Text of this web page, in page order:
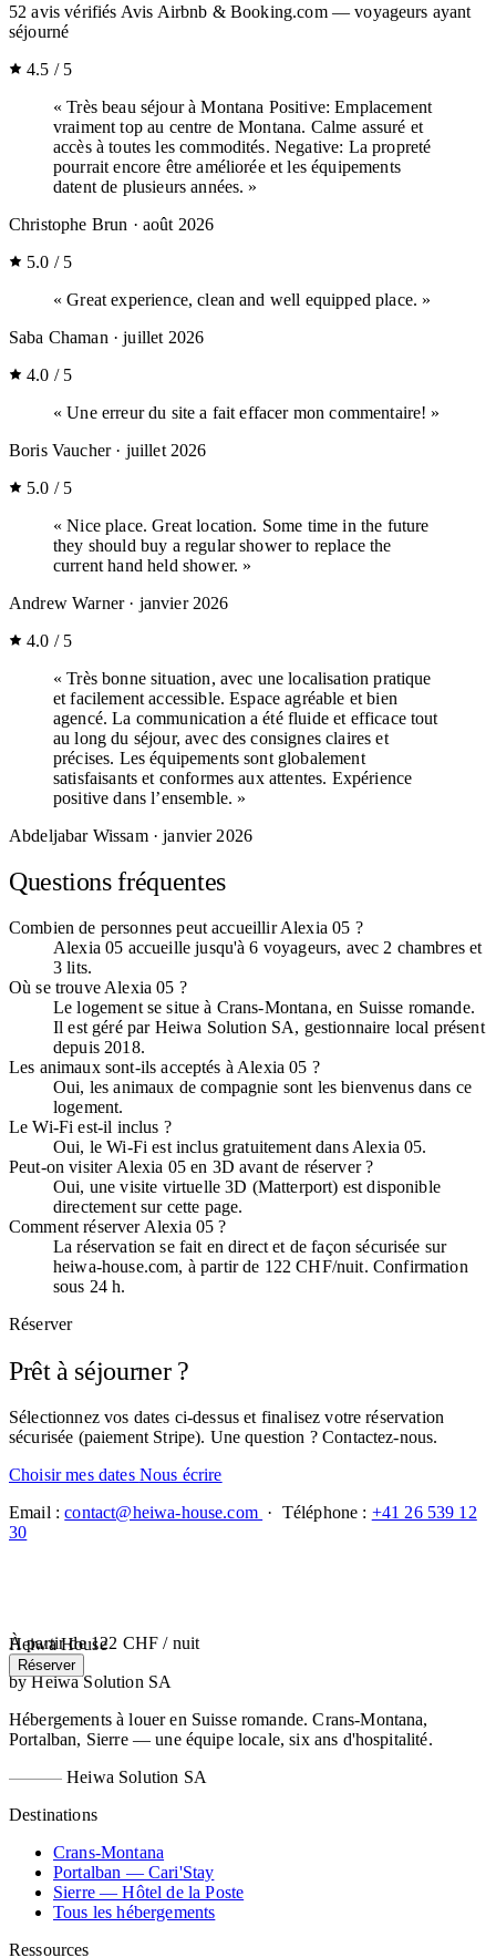
52 avis vérifiés Avis Airbnb & Booking.com — voyageurs ayant
séjourné
4.5 / 5
« Très beau séjour à Montana Positive: Emplacement
vraiment top au centre de Montana. Calme assuré et
accès à toutes les commodités. Negative: La propreté
pourrait encore être améliorée et les équipements
datent de plusieurs années. »
Christophe Brun · août 2026
5.0 / 5
« Great experience, clean and well equipped place. »
Saba Chaman · juillet 2026
4.0 / 5
« Une erreur du site a fait effacer mon commentaire! »
Boris Vaucher· juillet 2026
5.0 / 5
« Nice place. Great location. Some time in the future
they should buy a regular shower to replace the
current hand held shower. »
Andrew Warner· janvier 2026
4.0 / 5
« Très bonne situation, avec une localisation pratique
et facilement accessible. Espace agréable et bien
agencé. La communication a été fluide et efficace tout
au long du séjour, avec des consignes claires et
précises. Les équipements sont globalement
satisfaisants et conformes aux attentes. Expérience
positive dans l’ensemble. »
Abdeljabar Wissam· janvier 2026
Questions fréquentes
Combien de personnes peut accueillir Alexia 05 ?
Alexia 05 accueille jusqu'à 6 voyageurs, avec 2 chambres et
3 lits.
Où se trouve Alexia 05 ?
Le logement se situe à Crans-Montana, en Suisse romande.
Il est géré par Heiwa Solution SA, gestionnaire local présent
depuis 2018.
Les animaux sont-ils acceptés à Alexia 05 ?
Oui, les animaux de compagnie sont les bienvenus dans ce
logement.
Le Wi-Fi est-il inclus ?
Oui, le Wi-Fi est inclus gratuitement dans Alexia 05.
Peut-on visiter Alexia 05 en 3D avant de réserver ?
Oui, une visite virtuelle 3D (Matterport) est disponible
directement sur cette page.
Comment réserver Alexia 05 ?
La réservation se fait en direct et de façon sécurisée sur
heiwa-house.com, à partir de 122 CHF/nuit. Confirmation
sous 24 h.
Réserver
Prêt à séjourner ?
Sélectionnez vos dates ci-dessus et finalisez votre réservation
sécurisée (paiement Stripe). Une question ? Contactez-nous.
Choisir mes dates Nous écrire
Email :contact@heiwa-house.com · Téléphone : +41 26 539 12
30
À partir de 122 CHF / nuit
Réserver
Heiwa House
by Heiwa Solution SA
Hébergements à louer en Suisse romande. Crans-Montana,
Portalban, Sierre — une équipe locale, six ans d'hospitalité.
Heiwa Solution SA
Destinations
Crans-Montana
Portalban — Cari'Stay
Sierre — Hôtel de la Poste
Tous les hébergements
Ressources